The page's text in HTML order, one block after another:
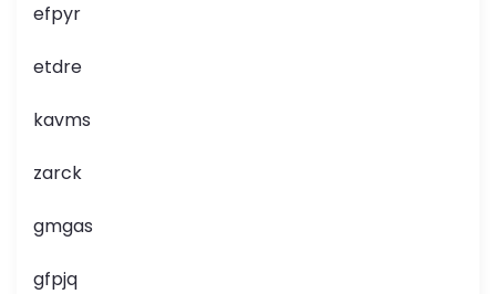
efpyr
etdre
kavms
zarck
gmgas
gfpjq